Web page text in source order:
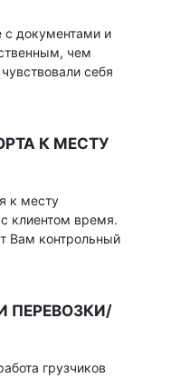
с документами и
чем
себя
К МЕСТУ
к месту
клиентом время.
Вам контрольный
ПЕРЕВОЗКИ/
грузчиков